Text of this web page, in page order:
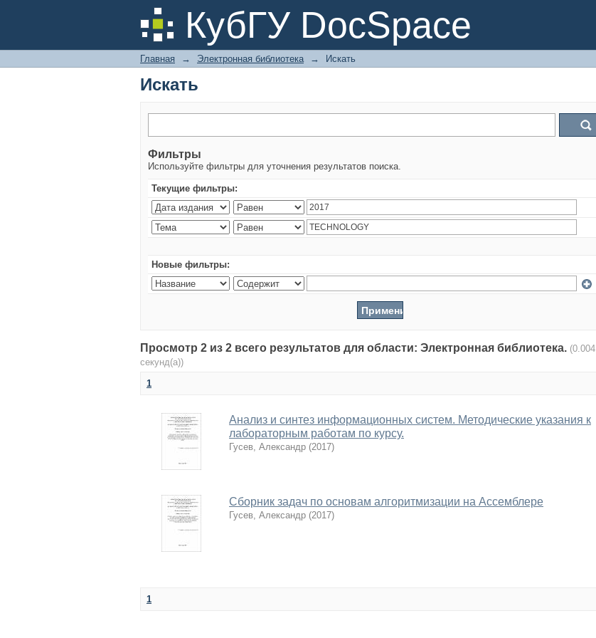
КубГУ DocSpace
Искать
Главная → Электронная библиотека → Искать
Искать
Фильтры
Используйте фильтры для уточнения результатов поиска.
Текущие фильтры:
Новые фильтры:
Просмотр 2 из 2 всего результатов для области: Электронная библиотека. (0.004
секунд(а))
1
Анализ и синтез информационных систем. Методические указания к
лабораторным работам по курсу.
Гусев, Александр (2017)
Сборник задач по основам алгоритмизации на Ассемблере
Гусев, Александр (2017)
1